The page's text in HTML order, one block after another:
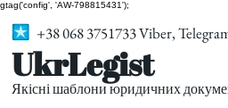
gtag('config', 'AW-798815431');
+38 068 3751733 Viber,
UkrLegist
Якісні шаблони юридичних